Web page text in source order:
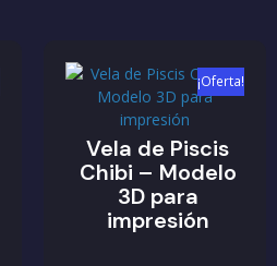
¡Oferta!
Vela de Piscis
Chibi – Modelo
3D para
impresión